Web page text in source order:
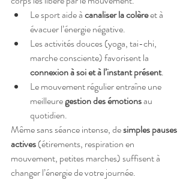
Le sport aide à canaliser la colère et à
évacuer l’énergie négative.
Les activités douces (yoga, tai-chi,
marche consciente) favorisent la
connexion à soi et à l’instant présent.
Le mouvement régulier entraîne une
meilleure gestion des émotions au
quotidien.
Même sans séance intense, de simples pauses
actives (étirements, respiration en
mouvement, petites marches) suffisent à
changer l’énergie de votre journée.